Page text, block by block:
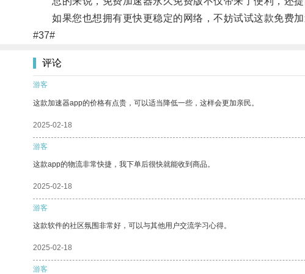
如果您也想拥有更快更稳定的网络，不妨试试这款免费加
#37#
评论
游客
这款加速器app的价格有点贵，可以适当降低一些，这样会更加亲民。
2025-02-18
游客
这款app的物流非常快捷，我下单后很快就能收到商品。
2025-02-18
游客
这款软件的社区氛围非常好，可以与其他用户交流学习心得。
2025-02-18
游客